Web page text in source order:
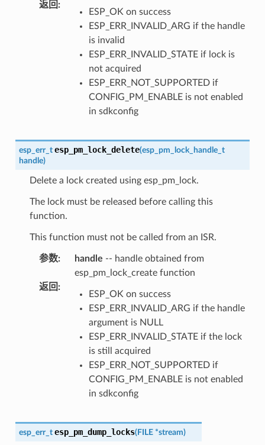
返回 :
ESP_OK on success
ESP_ERR_INVALID_ARG if the handle
is invalid
ESP_ERR_INVALID_STATE if lock is
not acquired
ESP_ERR_NOT_SUPPORTED if
CONFIG_PM_ENABLE is not enabled
in sdkconfig
esp_err_t esp_pm_lock_delete(esp_pm_lock_handle_t
handle)
Delete a lock created using esp_pm_lock.
The lock must be released before calling this
function.
This function must not be called from an ISR.
参数: handle -- handle obtained from
esp_pm_lock_create function
返回 :
ESP_OK on success
ESP_ERR_INVALID_ARG if the handle
argument is NULL
ESP_ERR_INVALID_STATE if the lock
is still acquired
ESP_ERR_NOT_SUPPORTED if
CONFIG_PM_ENABLE is not enabled
in sdkconfig
esp_err_t esp_pm_dump_locks(FILE *stream)